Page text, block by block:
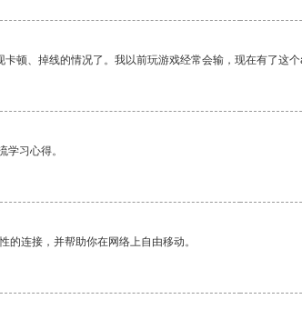
顿、掉线的情况了。我以前玩游戏经常会输，现在有了这个
习心得。
连接，并帮助你在网络上自由移动。